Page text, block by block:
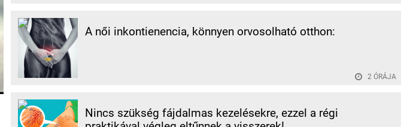
A női inkontienencia, könnyen orvosolható otthon:
2 ÓRÁJA
Nincs szükség fájdalmas kezelésekre, ezzel a régi